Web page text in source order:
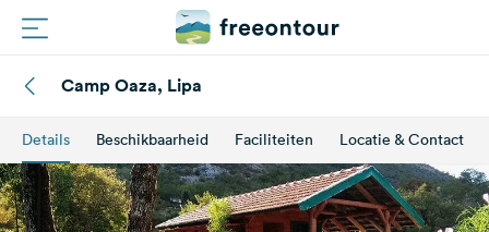
Routes
Campings
Magazine
Camp Oaza, Lipa
Details Beschikbaarheid Faciliteiten Locatie & Contact